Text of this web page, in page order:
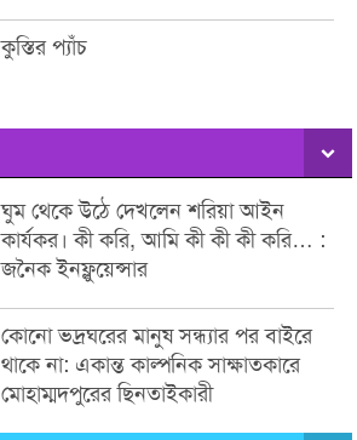
কুস্তির প্যাঁচ
ঘুম থেকে উঠে দেখলেন শরিয়া আইন
কার্যকর। কী করি, আমি কী কী কী করি… :
জনৈক ইনফ্লুয়েন্সার
কোনো ভদ্রঘরের মানুষ সন্ধ্যার পর বাইরে
থাকে না: একান্ত কাল্পনিক সাক্ষাতকারে
মোহাম্মদপুরের ছিনতাইকারী